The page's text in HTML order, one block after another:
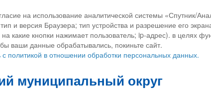
на использование аналитической системы «Спутник/
и версия Браузера; тип устройства и разрешение его
какие кнопки нажимает пользователь; ip-адрес). в целях
ваши данные обрабатывались, покиньте сайт.
политикой в отношении обработки персональных данных.